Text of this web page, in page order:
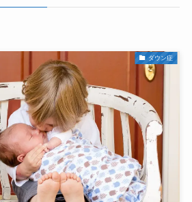
ダウン症